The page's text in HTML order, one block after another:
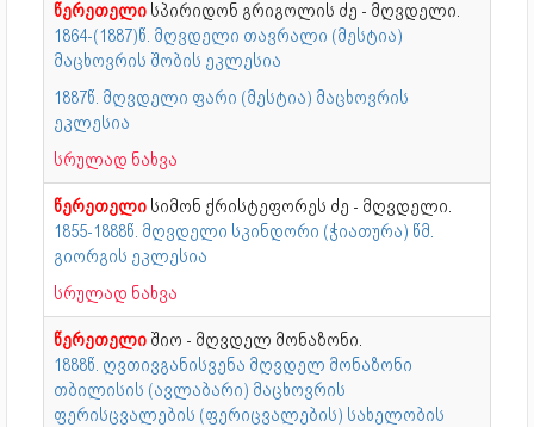
წერეთელი სპირიდონ გრიგოლის ძე - მღვდელი.
1864-(1887)წ. მღვდელი თავრალი (მესტია)
მაცხოვრის შობის ეკლესია
1887წ. მღვდელი ფარი (მესტია) მაცხოვრის
ეკლესია
სრულად ნახვა
წერეთელი სიმონ ქრისტეფორეს ძე - მღვდელი.
1855-1888წ. მღვდელი სკინდორი (ჭიათურა) წმ.
გიორგის ეკლესია
სრულად ნახვა
წერეთელი შიო - მღვდელ მონაზონი.
1888წ. ღვთივგანისვენა მღვდელ მონაზონი
თბილისის (ავლაბარი) მაცხოვრის
ფერისცვალების (ფერიცვალების) სახელობის